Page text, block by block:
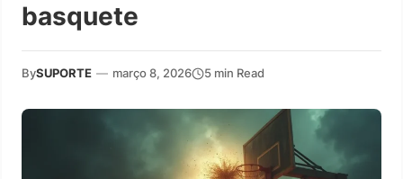
basquete
BySUPORTE — março 8, 2026 5 min Read